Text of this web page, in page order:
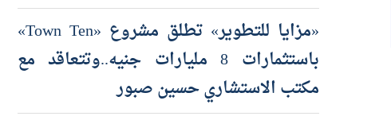
«مزايا للتطوير» تطلق مشروع «Town Ten»
باستثمارات 8 مليارات جنيه..وتتعاقد مع
مكتب الاستشاري حسين صبور